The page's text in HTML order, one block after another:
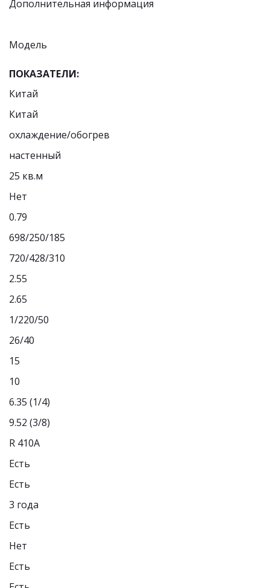
Дополнительная информация
Модель
ПОКАЗАТЕЛИ:
Китай
Китай
охлаждение/обогрев
настенный
25 кв.м
Нет
0.79
698/250/185
720/428/310
2.55
2.65
1/220/50
26/40
15
10
6.35 (1/4)
9.52 (3/8)
R 410A
Есть
Есть
3 года
Есть
Нет
Есть